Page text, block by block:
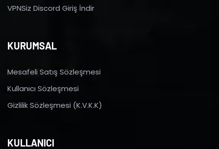
VPNSiz Discord Giriş İndir
KURUMSAL
Mesafeli Satış Sözleşmesi
Kullanıcı Sözleşmesi
Gizlilik Sözleşmesi (K.V.K.K)
KULLANICI